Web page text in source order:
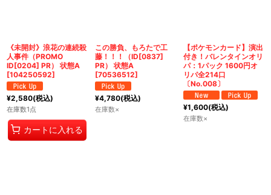
《未開封》浪花の連続殺
人事件（PROMO
ID[0204] PR） 状態A
[104250592]
¥2,580(税込)
在庫数1点
カートに入れる
この勝負、もろたで工
藤！！！（ID[0837]
PR） 状態A
[70536512]
¥4,780(税込)
在庫数×
【ポケモンカード】演出
付き！バレンタインオリ
パ：1パック 1600円オ
リパ全214口
〔No.008〕
¥1,600(税込)
在庫数×